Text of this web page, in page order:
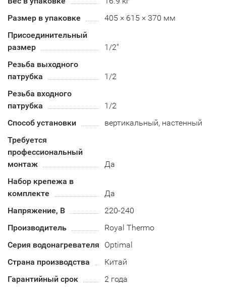
Размер в упаковке
405 × 615 × 370 мм
Присоединительный
размер
1/2"
Резьба выходного
патрубка
1/2
Резьба входного
патрубка
1/2
Способ установки
вертикальный, настенный
Требуется
профессиональный
монтаж
Да
Набор крепежа в
комплекте
Да
Напряжение, В
220-240
Производитель
Royal Thermo
Серия водонагревателя
Optimal
Страна производства
Китай
Гарантийный срок
2 года